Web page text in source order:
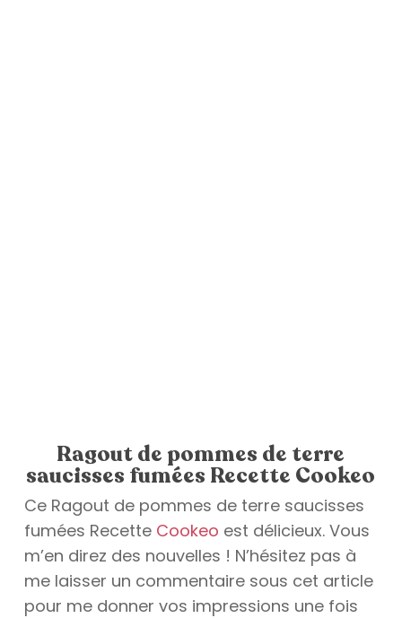
Ragout de pommes de terre
saucisses fumées Recette Cookeo
Ce Ragout de pommes de terre saucisses
fumées Recette Cookeo est délicieux. Vous
m’en direz des nouvelles ! N’hésitez pas à
me laisser un commentaire sous cet article
pour me donner vos impressions une fois